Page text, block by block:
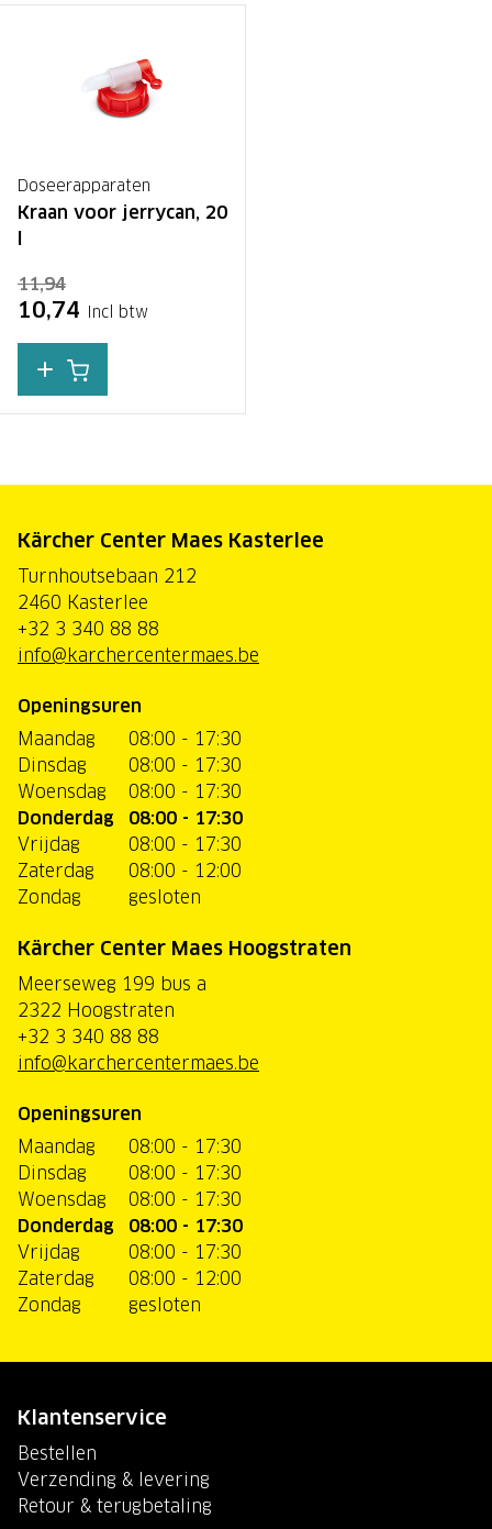
Doseerapparaten
Kraan voor jerrycan, 20
11,94
10,74 Incl btw
Kärcher Center Maes Kasterlee
Turnhoutsebaan 212
2460 Kasterlee
+32 3 340 88 88
info@karchercentermaes.be
Openingsuren
Maandag
08:00 - 17:30
Dinsdag
08:00 - 17:30
Woensdag
08:00 - 17:30
Donderdag
08:00 - 17:30
Vrijdag
08:00 - 17:30
Zaterdag
08:00 - 12:00
Zondag
gesloten
Kärcher Center Maes Hoogstraten
Meerseweg 199 bus a
2322 Hoogstraten
+32 3 340 88 88
info@karchercentermaes.be
Openingsuren
Maandag
08:00 - 17:30
Dinsdag
08:00 - 17:30
Woensdag
08:00 - 17:30
Donderdag
08:00 - 17:30
Vrijdag
08:00 - 17:30
Zaterdag
08:00 - 12:00
Zondag
gesloten
Klantenservice
Bestellen
Verzending & levering
Retour & terugbetaling